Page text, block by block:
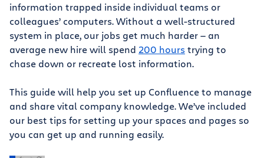
information trapped inside individual teams or
colleagues’ computers. Without a well-structured
system in place, our jobs get much harder — an
average new hire will spend 200 hours trying to
chase down or recreate lost information.
This guide will help you set up Confluence to manage
and share vital company knowledge. We’ve included
our best tips for setting up your spaces and pages so
you can get up and running easily.